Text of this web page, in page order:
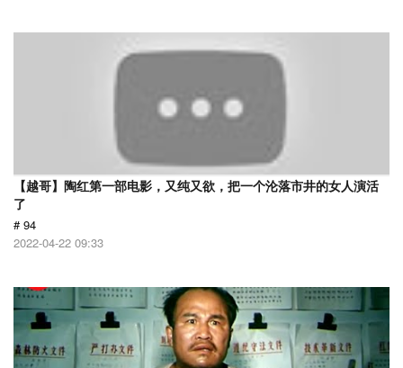
【越哥】陶红第一部电影，又纯又欲，把一个沦落市井的女人演活
了
# 94
2022-04-22 09:33